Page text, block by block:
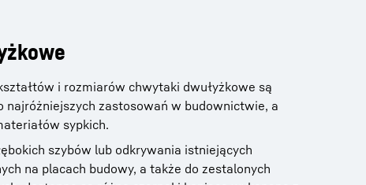
i rozmiarów chwytaki dwułyżkowe są
najróżniejszych zastosowań w budownictwie, a
sypkich.
szybów lub odkrywania istniejących
na placach budowy, a także do zestalonych